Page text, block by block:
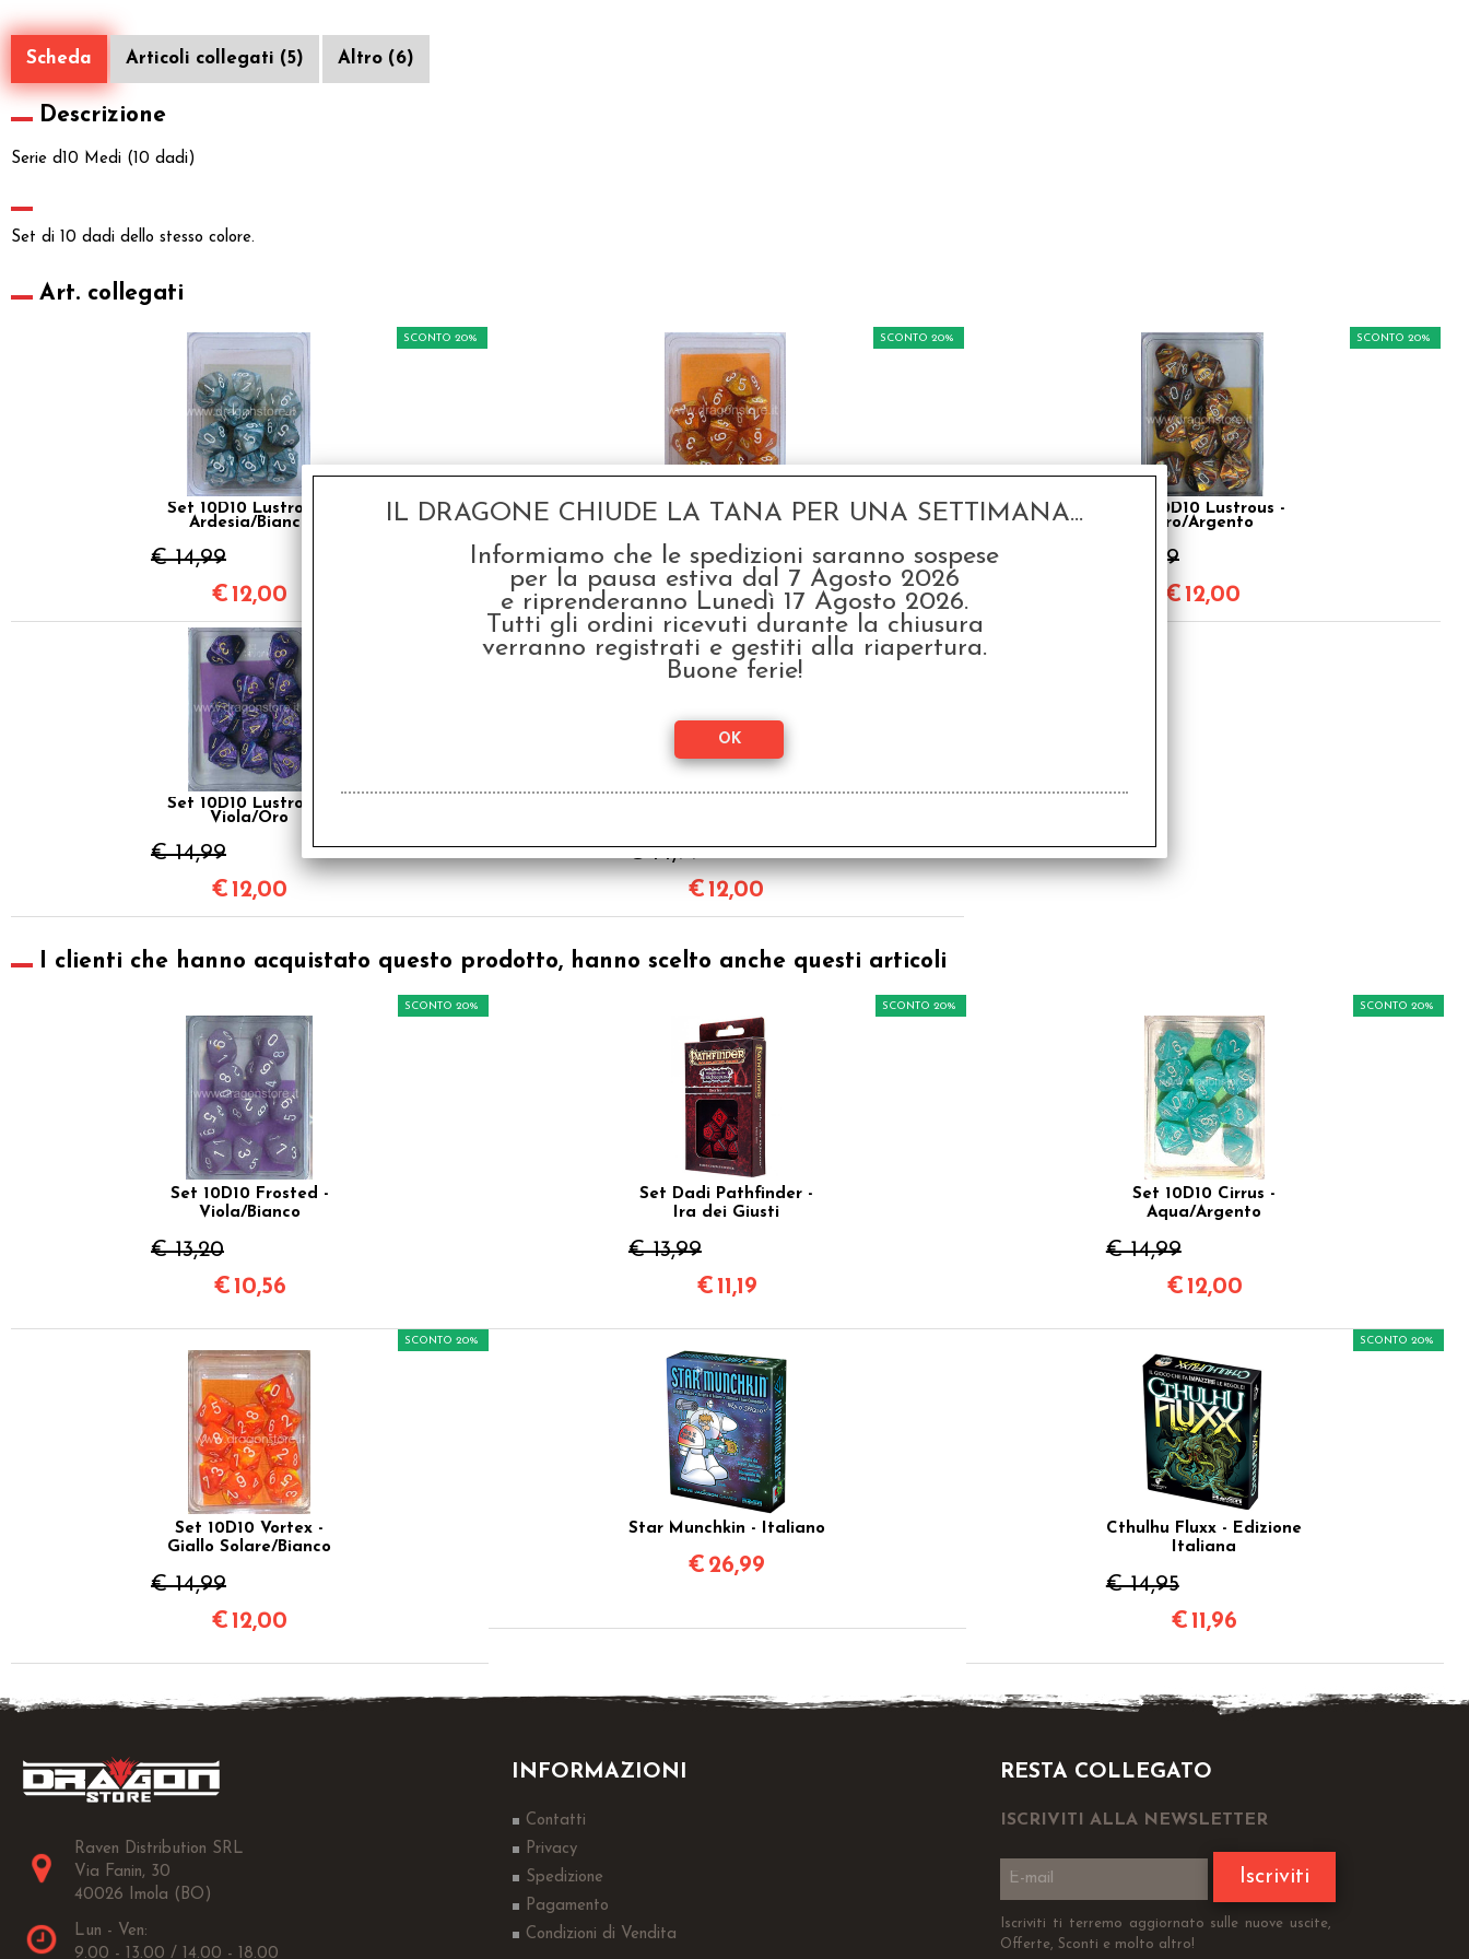
Scheda Articoli collegati (5) Altro (6)
Descrizione
Serie d10 Medi (10 dadi)
Set di 10 dadi dello stesso colore.
Art. collegati
Set 10D10 Lustrous -
Ardesia/Bianco
€ 14,99
SCONTO 20%
€ 12,00
Set 10D10 Lustrous -
Bronzo/Bianco
€ 14,99
SCONTO 20%
€ 12,00
Set 10D10 Lustrous -
Oro/Argento
€ 14,99
SCONTO 20%
€ 12,00
Set 10D10 Lustrous -
Viola/Oro
€ 14,99
€ 12,00
€ 14,99
SCONTO 20%
€12,00
I clienti che hanno acquistato questo prodotto, hanno scelto anche questi articoli
Set 10D10 Frosted -
Viola/Bianco
€ 13,20
SCONTO 20%
€ 10,56
Set Dadi Pathfinder -
Ira dei Giusti
€ 13,99
SCONTO 20%
€ 11,19
Set 10D10 Cirrus -
Aqua/Argento
€ 14,99
SCONTO 20%
€ 12,00
Set 10D10 Vortex -
Giallo Solare/Bianco
€ 14,99
SCONTO 20%
€ 12,00
Star Munchkin - Italiano
€ 26,99
Cthulhu Fluxx - Edizione
Italiana
€ 14,95
SCONTO 20%
€ 11,96
Raven Distribution SRL
Via Fanin, 30
40026 Imola (BO)
Lun - Ven:
9.00 - 13.00 / 14.00 - 18.00
INFORMAZIONI
Contatti
Privacy
Spedizione
Pagamento
Condizioni di Vendita
RESTA COLLEGATO
ISCRIVITI ALLA NEWSLETTER
Iscriviti
Iscriviti ti terremo aggiornato sulle nuove uscite,
Offerte, Sconti e molto altro!
IL DRAGONE CHIUDE LA TANA PER UNA SETTIMANA...
Informiamo che le spedizioni saranno sospese
per la pausa estiva dal 7 Agosto 2026
e riprenderanno Lunedì 17 Agosto 2026.
Tutti gli ordini ricevuti durante la chiusura
verranno registrati e gestiti alla riapertura.
Buone ferie!